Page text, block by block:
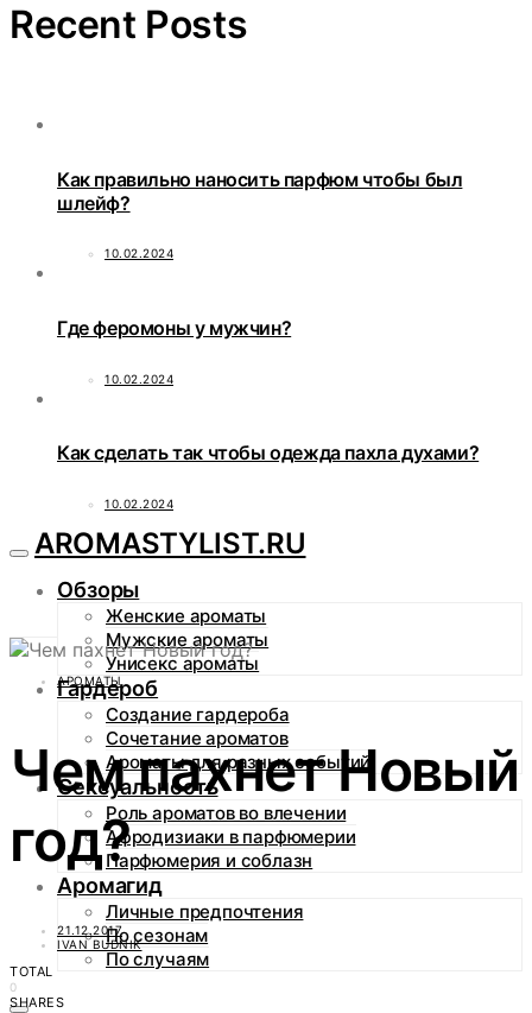
Recent Posts
Как правильно наносить парфюм чтобы был
шлейф?
10.02.2024
Где феромоны у мужчин?
10.02.2024
Как сделать так чтобы одежда пахла духами?
10.02.2024
AROMASTYLIST.RU
Обзоры
Женские ароматы
Мужские ароматы
Унисекс ароматы
Гардероб
Создание гардероба
Сочетание ароматов
Ароматы для разных событий
Сексуальность
Роль ароматов во влечении
Афродизиаки в парфюмерии
Парфюмерия и соблазн
Аромагид
Личные предпочтения
По сезонам
По случаям
АРОМАТЫ
Чем пахнет Новый
год?
21.12.2017
IVAN BUDNIK
TOTAL
0
SHARES